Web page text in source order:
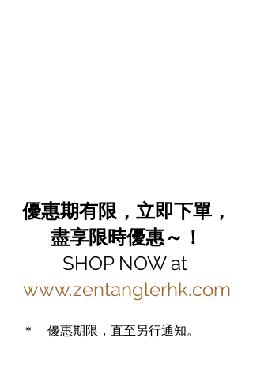
優惠期有限，立即下單，
盡享限時優惠～！
SHOP NOW at
www.zentanglerhk.com
＊　優惠期限，直至另行通知。